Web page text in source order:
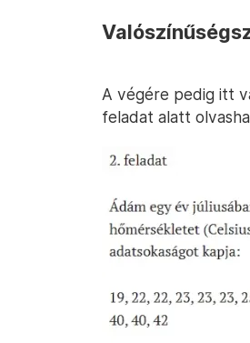
A végére pedig itt
feladat alatt